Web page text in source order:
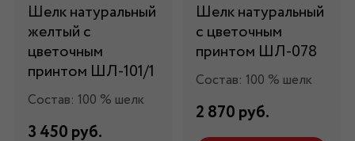
Шелк натуральный
желтый с
цветочным
принтом ШЛ-101/1
Состав: 100 % шелк
3 450 руб.
Шелк натуральный
с цветочным
принтом ШЛ-078
Состав: 100 % шелк
2 870 руб.